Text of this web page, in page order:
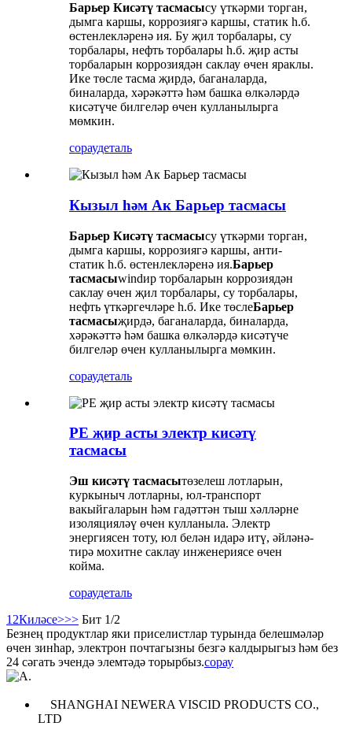
Барьер Кисәтү тасмасысу үткәрми торган,
дымга каршы, коррозиягә каршы, статик һ.б.
өстенлекләренә ия. Бу җил торбалары, су
торбалары, нефть торбалары һ.б. җир асты
торбаларын коррозиядән саклау өчен яраклы.
Ике төсле тасма җирдә, баганаларда,
биналарда, хәрәкәттә һәм башка өлкәләрдә
кисәтүче билгеләр өчен кулланылырга
мөмкин.
сораудеталь
Кызыл һәм Ак Барьер тасмасы
Барьер Кисәтү тасмасысу үткәрми торган,
дымга каршы, коррозиягә каршы, анти-
статик һ.б. өстенлекләренә ия.Барьер
тасмасыwindир торбаларын коррозиядән
саклау өчен җил торбалары, су торбалары,
нефть үткәргечләре һ.б. Ике төслеБарьер
тасмасыҗирдә, баганаларда, биналарда,
хәрәкәттә һәм башка өлкәләрдә кисәтүче
билгеләр өчен кулланылырга мөмкин.
сораудеталь
PE җир асты электр кисәтү
тасмасы
Эш кисәтү тасмасытөзелеш лотларын,
куркыныч лотларны, юл-транспорт
вакыйгаларын һәм гадәттән тыш хәлләрне
изоляцияләү өчен кулланыла. Электр
энергиясен тоту, юл белән идарә итү, әйләнә-
тирә мохитне саклау инженериясе өчен
койма.
сораудеталь
1 2Киләсе>>> Бит 1/2
Безнең продуктлар яки приселистлар турында белешмәләр
өчен зинһар, электрон почтагызны безгә калдырыгыз һәм без
24 сәгать эчендә элемтәдә торырбыз.сорау
SHANGHAI NEWERA VISCID PRODUCTS CO.,
LTD